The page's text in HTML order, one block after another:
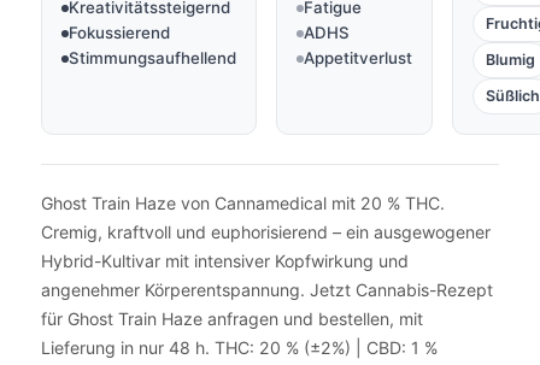
Kreativitätssteigernd
Fokussierend
Stimmungsaufhellend
Fatigue
ADHS
Appetitverlust
Blumig
Süßlich
Ghost Train Haze von Cannamedical mit 20 % THC.
Cremig, kraftvoll und euphorisierend – ein ausgewogener
Hybrid-Kultivar mit intensiver Kopfwirkung und
angenehmer Körperentspannung. Jetzt Cannabis-Rezept
für Ghost Train Haze anfragen und bestellen, mit
Lieferung in nur 48 h. THC: 20 % (±2%) | CBD: 1 %